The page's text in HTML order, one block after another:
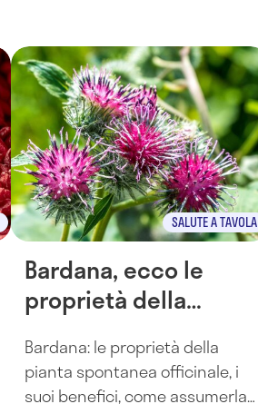
SALUTE A TAVOLA
Bardana, ecco le
proprietà della
officinale
Bardana: le proprietà della
pianta spontanea officinale, i
suoi benefici, come assumerla